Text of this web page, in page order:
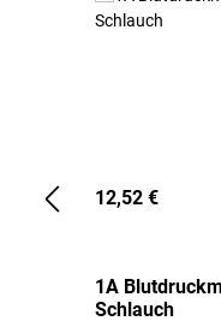
12,52 €
1A
Schlauch